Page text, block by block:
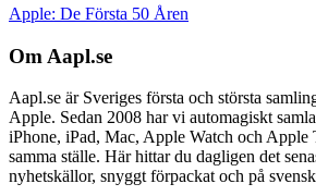
Apple: De Första 50 Åren
Om Aapl.se
Aapl.se är Sveriges första och största
Apple. Sedan 2008 har vi automagiskt
iPhone, iPad, Mac, Apple Watch och Apple
samma ställe. Här hittar du dagligen det
nyhetskällor, snyggt förpackat och på